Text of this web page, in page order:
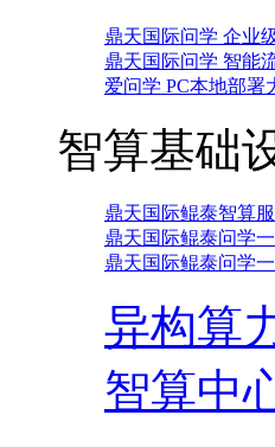
鼎天国际问学 企业
鼎天国际问学 智能
爱问学 PC本地部署
智算基础
鼎天国际鲲泰智算
鼎天国际鲲泰问学
鼎天国际鲲泰问学一
异构算
智算中